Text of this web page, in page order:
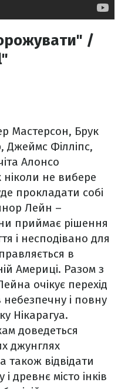
/
Мастерсон, Брук
Джеймс Філліпс,
Алонсо
не вибере
прокладати собі
Лейн –
приймає рішення
і несподівано для
в
Америці. Разом з
очікує перехід
небезпечну і повну
Нікарагуа.
доведеться
джунглях
також відвідати
древнє місто інків